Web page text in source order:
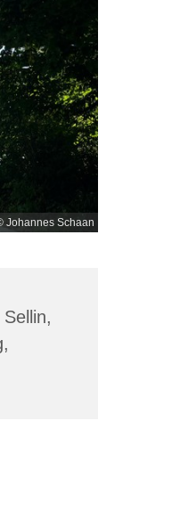
Johannes Schaan